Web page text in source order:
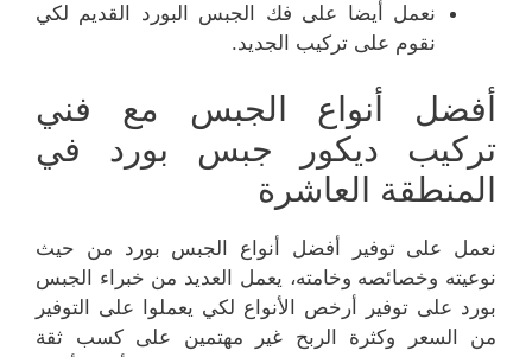
نعمل أيضا على فك الجبس البورد القديم لكي
نقوم على تركيب الجديد.
أفضل أنواع الجبس مع فني
تركيب ديكور جبس بورد في
المنطقة العاشرة
نعمل على توفير أفضل أنواع الجبس بورد من حيث
نوعيته وخصائصه وخامته، يعمل العديد من خبراء الجبس
بورد على توفير أرخص الأنواع لكي يعملوا على التوفير
من السعر وكثرة الربح غير مهتمين على كسب ثقة